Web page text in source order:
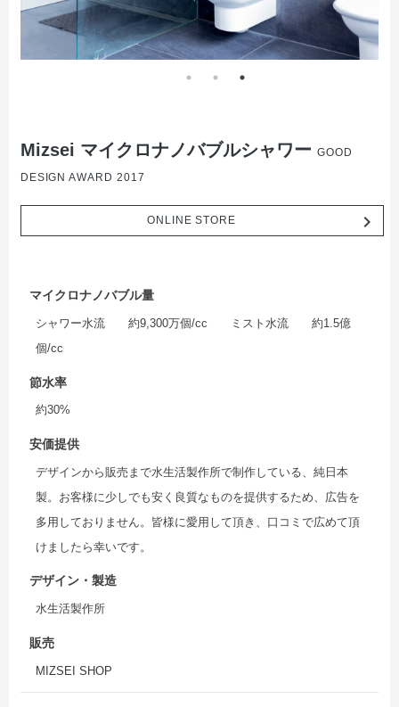
Mizsei マイクロナノバブルシャワー GOOD
DESIGN AWARD 2017
ONLINE STORE navigate_next
マイクロナノバブル量
シャワー水流 約9,300万個/cc ミスト水流 約1.5億
個/cc
節水率
約30%
安価提供
デザインから販売まで水生活製作所で制作している、純日本
製。お客様に少しでも安く良質なものを提供するため、広告を
多用しておりません。皆様に愛用して頂き、口コミで広めて頂
けましたら幸いです。
デザイン・製造
水生活製作所
販売
MIZSEI SHOP